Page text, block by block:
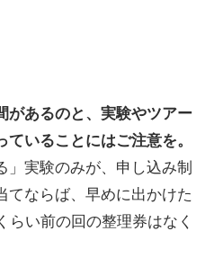
があるのと、実験やツアー
いることにはご注意を。
」実験のみが、申し込み制
てならば、早めに出かけた
らい前の回の整理券はなく